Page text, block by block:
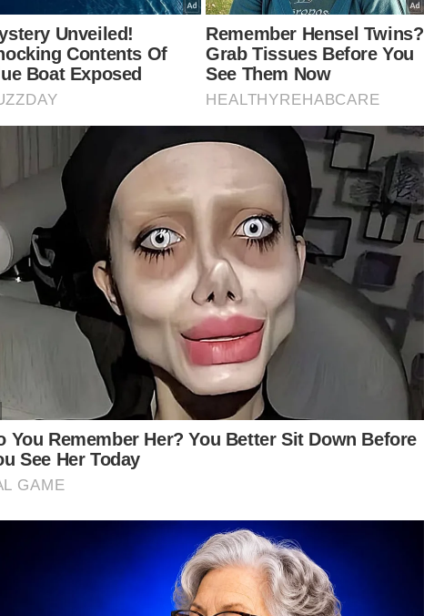
kelancaran proses penebusan bantuan tersebut.
"Saya boleh jimat duit dan guna RM100 ini untuk beli
barang keperluan rumah, proses pembayaran pun
cepat dan mudah, mereka cuma minta kad
pengenalan untuk imbas dan terus boleh buat
pembayaran,” kata guru tadika itu.
Artikel Berkaitan:
'Seronok satu keluarga dapat SARA'
'Kemanisan' berganda 31 Ogos tahun ini
Transaksi SARA dua hari cecah RM110 juta
Kapasiti pemprosesan sistem SARA ditingkatkan 60
peratus - MyKasih
MyKasih: Pengguna tinggal barang bukan kategori
terpilih dalam troli
SARA: Penerima tangguh tebus, sistem belum stabil
Lee Kah Wee, 42, turut menyatakan rasa puas hati
terhadap kelancaran sistem pembayaran SARA
pada hari ini.